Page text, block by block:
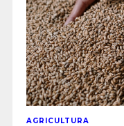
AGRICULTURA